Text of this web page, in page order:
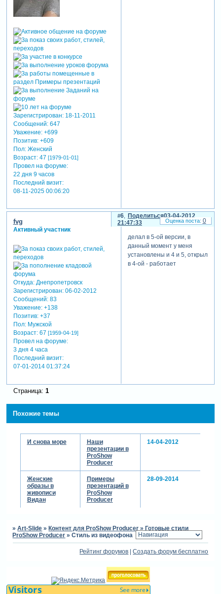
Зарегистрирован: 18-11-2011
Сообщений:647
Уважение: +699
Позитив: +609
Пол:Женский
Возраст:47 [1979-01-01]
Провел на форуме:
22 дня 9 часов
Последний визит:
08-11-2025 00:06:20
Поделиться
6
03-04-2012
21:47:33
fvg
Активный участник
Откуда:Днепропетровск
Зарегистрирован: 06-02-2012
Сообщений:83
Уважение: +138
Позитив: +37
Пол:Мужской
Возраст:67 [1959-04-19]
Провел на форуме:
3 дня 4 часа
Последний визит:
07-01-2014 01:37:24
делал в 5-ой версии, в
данный момент у меня
установлены и 4 и 5, открыл
в 4-ой - работает
0
Страница: 1
Похожие темы
И снова море
Наши
презентации в
ProShow
Producer
14-04-2012
Женские
образы в
живописи
Видан
Примеры
презентаций в
ProShow
Producer
28-09-2014
»Art-Slide » Контент для ProShow Producer » Готовые стили
ProShow Producer »Стиль из видеофона
Рейтинг форумов |Создать форум бесплатно